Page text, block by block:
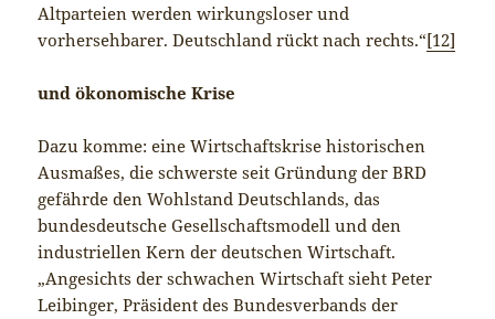
Altparteien werden wirkungsloser und
vorhersehbarer. Deutschland rückt nach rechts.“[12]
und ökonomische Krise
Dazu komme: eine Wirtschaftskrise historischen
Ausmaßes, die schwerste seit Gründung der BRD
gefährde den Wohlstand Deutschlands, das
bundesdeutsche Gesellschaftsmodell und den
industriellen Kern der deutschen Wirtschaft.
„Angesichts der schwachen Wirtschaft sieht Peter
Leibinger, Präsident des Bundesverbands der